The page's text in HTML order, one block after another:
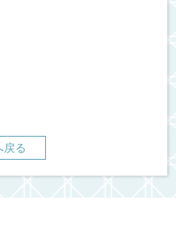
戻る